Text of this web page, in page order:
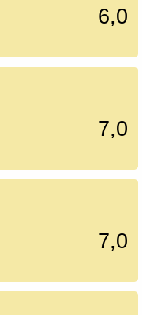
6,0
7,0
7,0